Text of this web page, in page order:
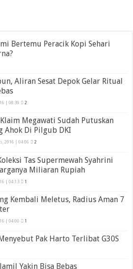
Bertemu Peracik Kopi Sehari
Aliran Sesat Depok Gelar Ritual
| 08:39 2
Megawati Sudah Putuskan
Ahok Di Pilgub DKI
2016 | 04:06 2
Tas Supermewah Syahrini
Miliaran Rupiah
| 04:13 1
Kembali Meletus, Radius Aman 7
| 04:00 1
Pak Harto Terlibat G30S
Yakin Bisa Bebas